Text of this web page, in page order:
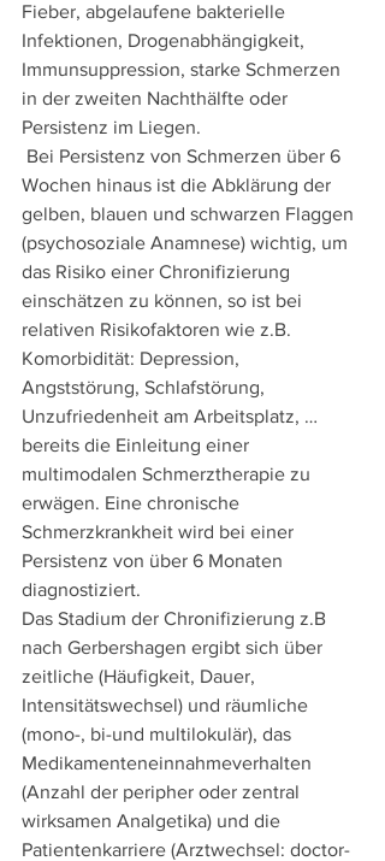
Fieber, abgelaufene bakterielle
Infektionen, Drogenabhängigkeit,
Immunsuppression, starke Schmerzen
in der zweiten Nachthälfte oder
Persistenz im Liegen.
Wochen hinaus ist die Abklärung der
gelben, blauen und schwarzen Flaggen
(psychosoziale Anamnese) wichtig, um
das Risiko einer Chronifizierung
einschätzen zu können, so ist bei
relativen Risikofaktoren wie z.B.
Komorbidität: Depression,
Angststörung, Schlafstörung,
Unzufriedenheit am Arbeitsplatz, …
bereits die Einleitung einer
multimodalen Schmerztherapie zu
erwägen. Eine chronische
Schmerzkrankheit wird bei einer
Persistenz von über 6 Monaten
diagnostiziert.
Das Stadium der Chronifizierung z.B
nach Gerbershagen ergibt sich über
zeitliche (Häufigkeit, Dauer,
Intensitätswechsel) und räumliche
(mono-, bi-und multilokulär), das
Medikamenteneinnahmeverhalten
(Anzahl der peripher oder zentral
wirksamen Analgetika) und die
Patientenkarriere (Arztwechsel: doctor-